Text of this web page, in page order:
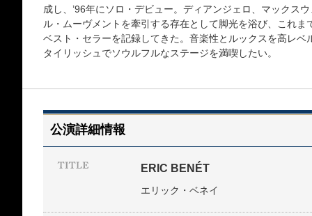
成し、’96年にソロ・デビュー。ディアンジェロ、マックス
ル・ムーヴメントを牽引する存在として脚光を浴び、これ
ベスト・セラーを記録してきた。音楽性とルックスを高レ
タイリッシュでソウルフルなステージを満喫したい。
公演詳細情報
ERIC BENÉT
エリック・ベネイ